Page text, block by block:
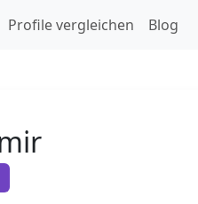
Profile vergleichen Blog